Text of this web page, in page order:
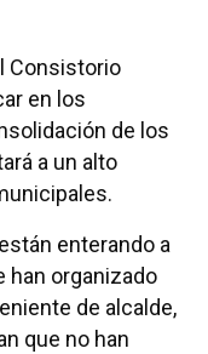
Consistorio
en los
de los
a un alto
enterando a
han organizado
de alcalde,
que no han